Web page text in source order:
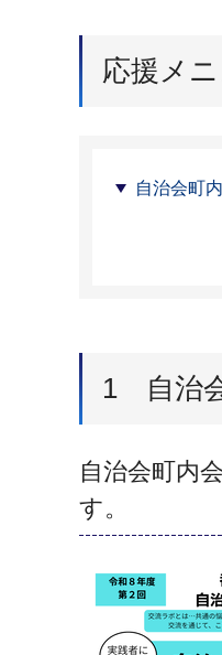
応援メ
自治会町
1 自治
自治会町内
す。